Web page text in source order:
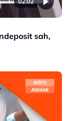
sah,